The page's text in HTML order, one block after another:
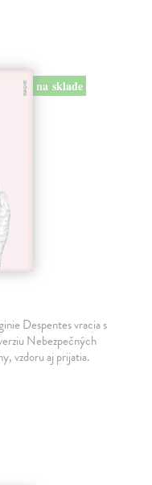
na sklade
Despentes vracia s
Nebezpečných
vzdoru aj prijatia.